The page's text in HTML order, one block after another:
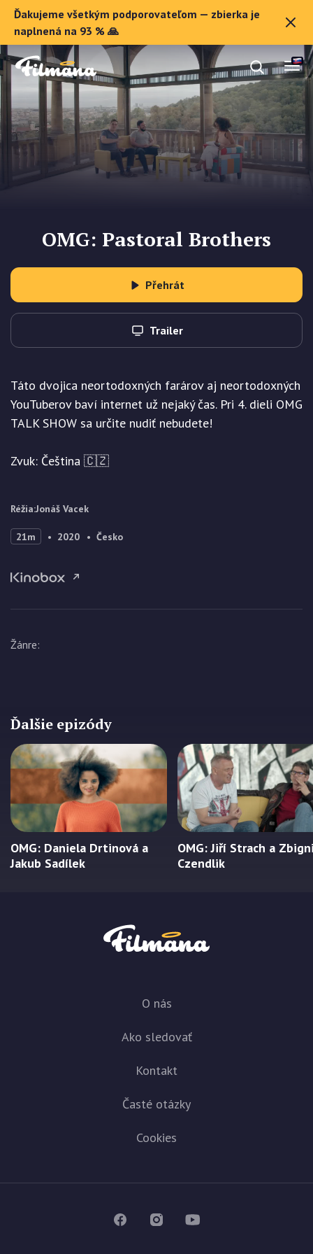
Ďakujeme všetkým podporovateľom — zbierka je
naplnená na 93 % 🙏
O Filmane
Darčekové poukazy
Zaregistrovať sa
OMG: Pastoral Brothers
Přehrát
Trailer
Táto dvojica neortodoxných farárov aj neortodoxných
YouTuberov baví internet už nejaký čas. Pri 4. dieli OMG
TALK SHOW sa určite nudiť nebudete!
Zvuk: Čeština 🇨🇿
Réžia:Jonáš Vacek
21m 2020 Česko
Žánre:
Ďalšie epizódy
OMG: Daniela Drtinová a
Jakub Sadílek
OMG: Jiří Strach a
Czendlik
O nás
Ako sledovať
Kontakt
Časté otázky
Cookies